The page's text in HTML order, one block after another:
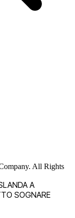
All Rights
A
SOGNARE